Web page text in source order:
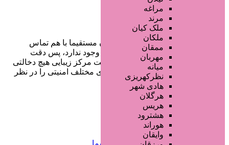
مراغه
مرند
ملک کیان
ملکان
ممقان
مهربان
میانه
نظرکهریزی
هادی شهر
هرگلان
هریس
هشترود
هوراند
وایقان
در سایت تبلیغاتی مرکز زیبایی کاربران مستقیما با هم تماس
می‌گیرند و هیچ واسطه‌ای در این میان وجود ندارد، پس دقت
فرمایید که در خرید و فروشِ شما سایت مرکز زیبایی هیچ دخالتی
نداشته و کاربران باید خودشان جنبه‌های مختلف امنیتی را در نظر
دسترسی سریع
صفحه اختصاصی کسب و کار شما